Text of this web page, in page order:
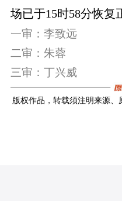
场已于15时58分恢复
一审：李致远
二审：朱蓉
三审：丁兴威
版权作品，转载须注明来源